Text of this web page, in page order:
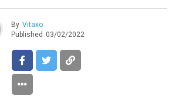
By Vitaxo
Published 03/02/2022